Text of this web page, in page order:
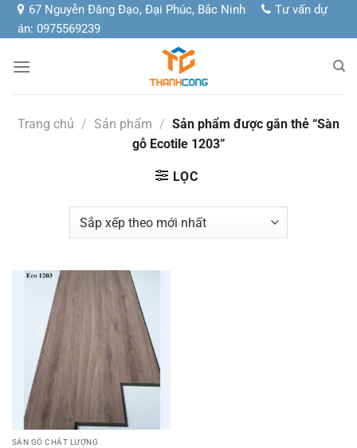
Chuyển
đến
dung
67 Nguyễn Đăng Đạo, Đại Phúc, Bắc Ninh
Tư vấn dự
án: 0975569239
Trang chủ / Sản phẩm / Sản phẩm được gắn thẻ “Sàn
gỗ Ecotile 1203”
LỌC
SÀN GỖ CHẤT LƯỢNG